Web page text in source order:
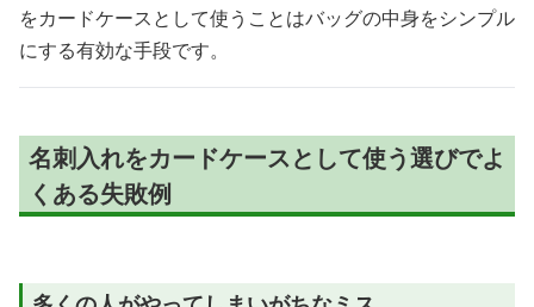
をカードケースとして使うことはバッグの中身をシンプル
にする有効な手段です。
名刺入れをカードケースとして使う選びでよ
くある失敗例